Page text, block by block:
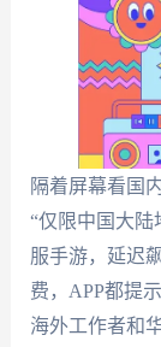
隔着屏幕看国
“仅限中国大陆
服手游，延迟
费，APP都提
海外工作者和